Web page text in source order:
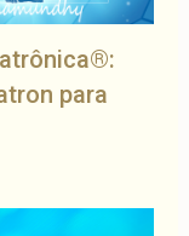
para